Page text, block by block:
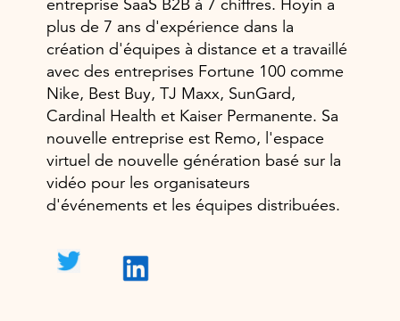
plus de 7 ans d'expérience dans la
création d'équipes à distance et a travaillé
avec des entreprises Fortune 100 comme
Nike, Best Buy, TJ Maxx, SunGard,
Cardinal Health et Kaiser Permanente. Sa
nouvelle entreprise est Remo, l'espace
virtuel de nouvelle génération basé sur la
vidéo pour les organisateurs
d'événements et les équipes distribuées.